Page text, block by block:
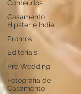
Conteúdos
Casamento
Hipster e Indie
Promos
Editoriais
Pre Wedding
Fotografia de
Casamento